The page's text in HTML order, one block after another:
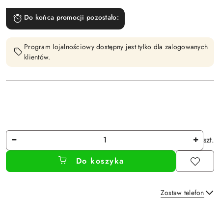
Do końca promocji pozostało:
Program lojalnościowy dostępny jest tylko dla zalogowanych
klientów.
Ilość
szt.
Do koszyka
Zostaw telefon